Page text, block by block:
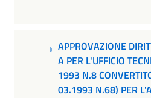
APPROVAZIONE
A PER L'UFFICIO
1993 N.8
03.1993 N.68) PER